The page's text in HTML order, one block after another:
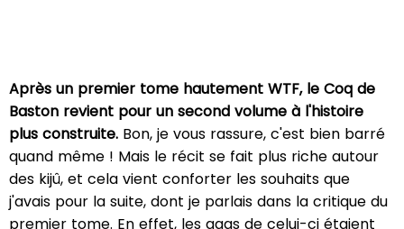
Après un premier tome hautement WTF, le Coq de
Baston revient pour un second volume à l'histoire
plus construite. Bon, je vous rassure, c'est bien barré
quand même ! Mais le récit se fait plus riche autour
des kijû, et cela vient conforter les souhaits que
j'avais pour la suite, dont je parlais dans la critique du
premier tome. En effet, les gags de celui-ci étaient